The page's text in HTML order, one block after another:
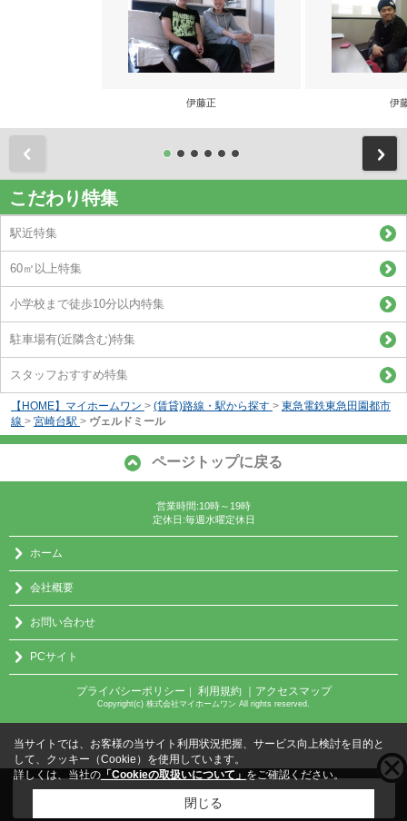
伊藤正 伊
こだわり特集
駅近特集
60㎡以上特集
小学校まで徒歩10分以内特集
駐車場有(近隣含む)特集
スタッフおすすめ特集
【HOME】マイホームワン > (賃貸)路線・駅から探す > 東急電鉄東急田園都市
線 > 宮崎台駅 > ヴェルドミール
ページトップに戻る
営業時間:10時～19時
定休日:毎週水曜定休日
ホーム
会社概要
お問い合わせ
PCサイト
プライバシーポリシー 利用規約 ｜アクセスマップ
Copyright(c) 株式会社マイホームワン All rights reserved.
こちらの物件をご覧の方にお勧めな物件
当サイトでは、お客様の当サイト利用状況把握、サービス向上検討を目的と
して、クッキー（Cookie）を使用しています。
詳しくは、当社の 「Cookieの取扱いについて」 をご確認ください。
閉じる